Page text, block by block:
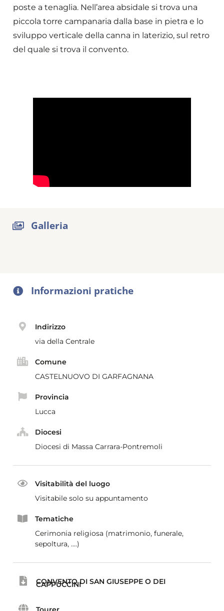
poste a tenaglia. Nell’area absidale si trova una
piccola torre campanaria dalla base in pietra e lo
sviluppo verticale della canna in laterizio, sul retro
del quale si trova il convento.
Galleria
Informazioni pratiche
Indirizzo
via della Centrale
Comune
CASTELNUOVO DI GARFAGNANA
Provincia
Lucca
Diocesi
Diocesi di Massa Carrara-Pontremoli
Visitabilità del luogo
Visitabile solo su appuntamento
Tematiche
Cerimonia religiosa (matrimonio, funerale,
sepoltura, ....)
CONVENTO DI SAN GIUSEPPE O DEI
CAPPUCCINI